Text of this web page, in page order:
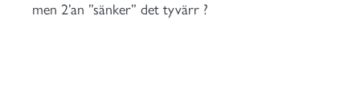
men 2’an ”sänker” det tyvärr ?